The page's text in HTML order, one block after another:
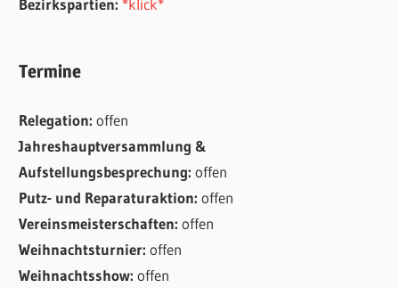
Bezirkspartien: *klick*
Termine
Relegation:offen
Jahreshauptversammlung &
Aufstellungsbesprechung:offen
Putz- und Reparaturaktion:offen
Vereinsmeisterschaften:offen
Weihnachtsturnier:offen
Weihnachtsshow:offen